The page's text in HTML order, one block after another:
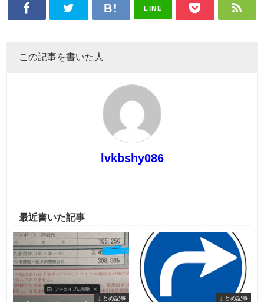
LINE
この記事を書いた人
lvkbshy086
最近書いた記事
まとめ記事 まとめ記事